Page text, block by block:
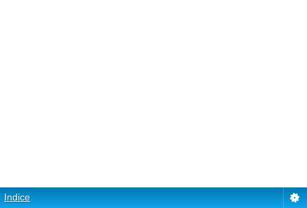
Indice